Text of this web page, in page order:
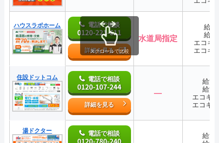
ハウスラボホーム 電話で相談
0120-221-611
詳細を見る
水道局指定
給
給
エコキ
エコキ
住設ドットコム 電話で相談
0120-107-244
詳細を見る
―
給湯
給湯
エコキ
エコキ
湯ドクター 電話で相談
給湯
スクロールで比較